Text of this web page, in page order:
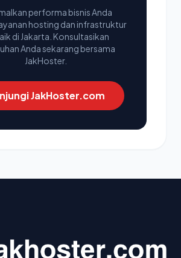
performa bisnis Anda
hosting dan infrastruktur
di Jakarta. Konsultasikan
Anda sekarang bersama
JakHoster.
JakHoster.com